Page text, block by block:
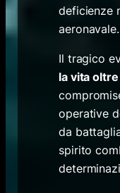
deficienze
aeronavale.
Il tragico
la vita
operative
da
spirito